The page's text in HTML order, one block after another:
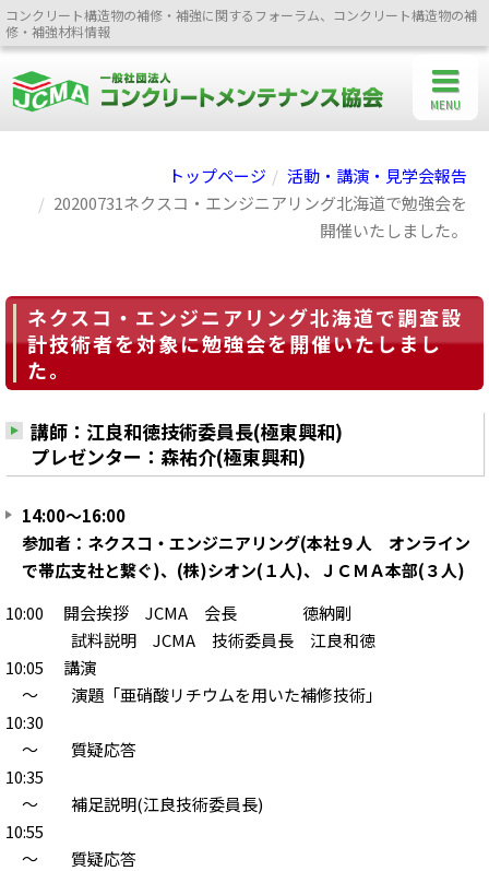
コンクリート構造物の補修・補強に関するフォーラム、コンクリート構造物の補
修・補強材料情報
トップページ
活動・講演・見学会報告
20200731ネクスコ・エンジニアリング北海道で勉強会を
開催いたしました。
ネクスコ・エンジニアリング北海道で調査設
計技術者を対象に勉強会を開催いたしまし
た。
講師：江良和徳技術委員長(極東興和)
プレゼンター：森祐介(極東興和)
14:00～16:00
参加者：ネクスコ・エンジニアリング(本社９人 オンライン
で帯広支社と繋ぐ)、(株)シオン(１人)、ＪＣＭＡ本部(３人)
10:00 開会挨拶 JCMA 会長 徳納剛
試料説明 JCMA 技術委員長 江良和徳
10:05 講演
～ 演題「亜硝酸リチウムを用いた補修技術」
10:30
～ 質疑応答
10:35
～ 補足説明(江良技術委員長)
10:55
～ 質疑応答
MENU